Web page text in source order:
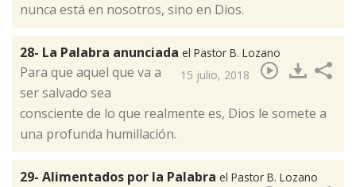
nunca está en nosotros, sino en Dios.​
28- La Palabra anunciada el Pastor B. Lozano
15 julio, 2018
​Para que aquel que va a
ser salvado sea
consciente de lo que realmente es, Dios le somete a
una profunda humillación.
29- Alimentados por la Palabra el Pastor B. Lozano